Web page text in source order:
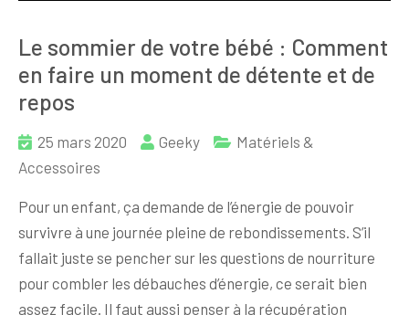
Le sommier de votre bébé : Comment
en faire un moment de détente et de
repos
25 mars 2020 Geeky
Matériels &
Accessoires
Pour un enfant, ça demande de l’énergie de pouvoir
survivre à une journée pleine de rebondissements. S’il
fallait juste se pencher sur les questions de nourriture
pour combler les débauches d’énergie, ce serait bien
assez facile. Il faut aussi penser à la récupération